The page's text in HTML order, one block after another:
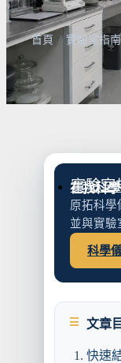
儀
備
微量分注吸
實驗室攪
實驗室過
超音波清洗
實驗室
首頁 / 實驗室指南
在找科
原拓科學
並與實驗
科學
文章
快速